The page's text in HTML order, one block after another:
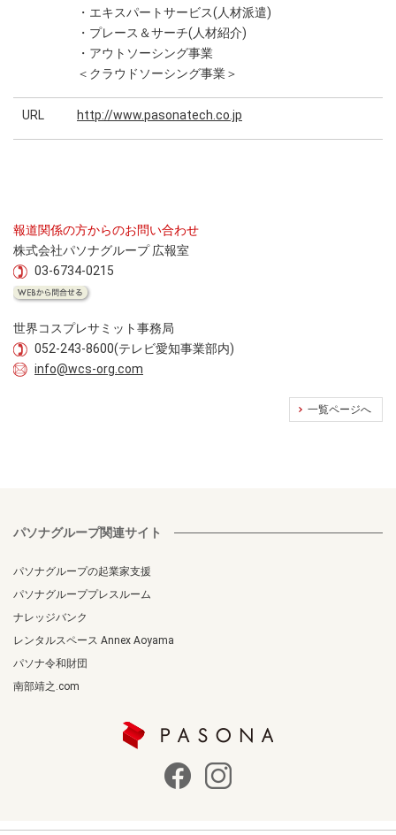
・エキスパートサービス(人材派遣)
・プレース＆サーチ(人材紹介)
・アウトソーシング事業
＜クラウドソーシング事業＞
URL http://www.pasonatech.co.jp
報道関係の方からのお問い合わせ
株式会社パソナグループ 広報室
03-6734-0215
世界コスプレサミット事務局
052-243-8600(テレビ愛知事業部内)
info@wcs-org.com
一覧ページへ
パソナグループ関連サイト
パソナグループの起業家支援
パソナグループプレスルーム
ナレッジバンク
レンタルスペース Annex Aoyama
パソナ令和財団
南部靖之.com